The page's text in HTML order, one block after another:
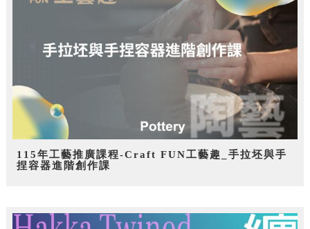
115年工藝推廣課程-Craft FUN工藝趣_手拉坯與手
捏容器進階創作課